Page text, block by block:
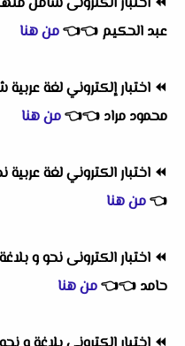
عبد الحكيم 👈
👈من هنا
⏪ اختبار إلكتروني لغة عربية
محمود مراد 👈
👈من هنا
⏪ اختبار الكتروني لغة
👈من هنا
⏪ اختبار الكترونى نحو و
حامد 👈
👈من هنا